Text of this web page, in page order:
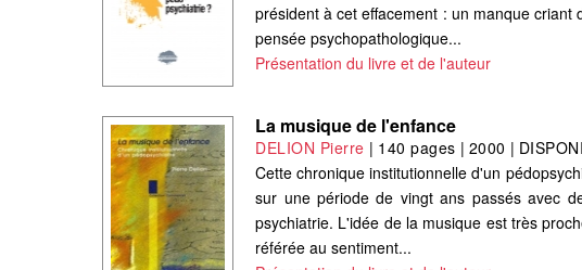
président à cet effacement : un manque
pensée psychopathologique...
Présentation du livre et de l'auteur
La musique de l'enfance
DELION Pierre | 140 pages | 2000 |
Cette chronique institutionnelle d'un
sur une période de vingt ans passés avec
psychiatrie. L'idée de la musique est très
référée au sentiment...